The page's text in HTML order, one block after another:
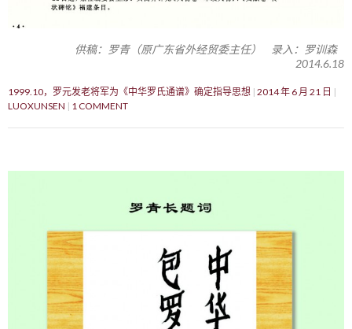
供稿：罗青（原广东省外经贸委主任） 录入：罗训森
2014.6.18
1999.10，罗元发老将军为《中华罗氏通谱》确定指导思想 2014 年 6 月 21 日
LUOXUNSEN
1 COMMENT